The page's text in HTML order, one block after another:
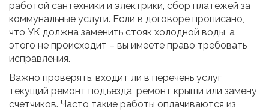
работой сантехники и электрики, сбор платежей за
коммунальные услуги. Если в договоре прописано,
что УК должна заменить стояк холодной воды, а
этого не происходит – вы имеете право требовать
исправления.
Важно проверять, входит ли в перечень услуг
текущий ремонт подъезда, ремонт крыши или замену
счетчиков. Часто такие работы оплачиваются из